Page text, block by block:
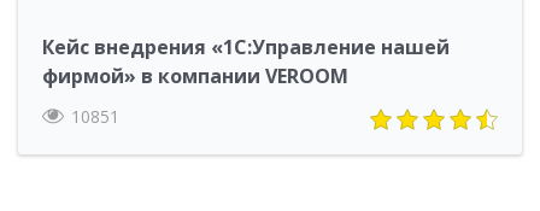
Кейс внедрения «1С:Управление нашей
фирмой» в компании VEROOM
10851